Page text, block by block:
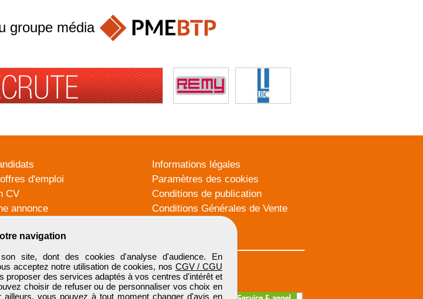
navigation
site, dont des cookies d'analyse d'audience. En
acceptez notre utilisation de cookies, nos CGV / CGU
proposer des services adaptés à vos centres d'intérêt et
choisir de refuser ou de personnaliser vos choix en
ailleurs, vous pouvez à tout moment changer d'avis en
groupe média
d'emploi
CV
annonce
Informations légales
Paramètres des cookies
Conditions de publication
Conditions Générales de Vente